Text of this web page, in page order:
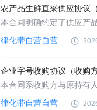
农产品生鲜直采供应协议
律化带自营自营
企业字号收购协议（收购
律化带自营自营